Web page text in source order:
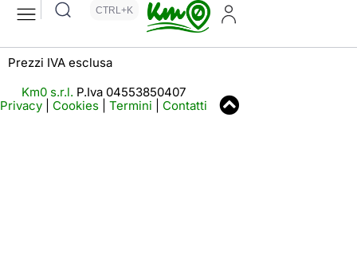
CTRL+K
Prezzi IVA esclusa
Km0 s.r.l. P.Iva 04553850407
Privacy
Cookies Termini Contatti